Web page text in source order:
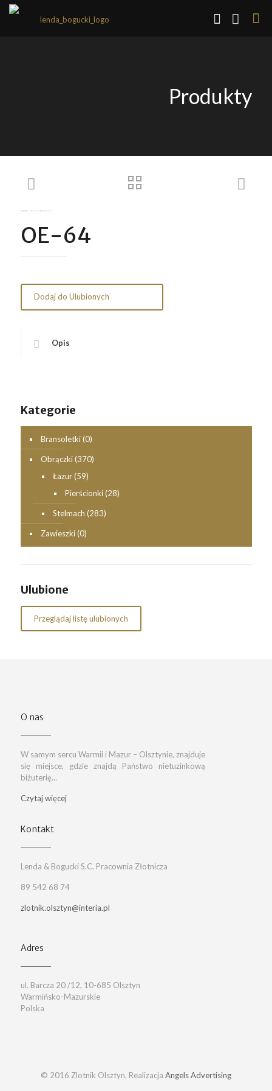
Produkty
OE-64
Dodaj do Ulubionych
Opis
Kategorie
Bransoletki (0)
Obrączki (370)
Łazur (59)
Pierścionki (28)
Stelmach (283)
Zawieszki (0)
Ulubione
Przeglądaj listę ulubionych
O nas
W samym sercu Warmii i Mazur – Olsztynie, znajduje
się miejsce, gdzie znajdą Państwo nietuzinkową
biżuterię...
Czytaj więcej
Kontakt
Lenda & Bogucki S.C. Pracownia Złotnicza
89 542 68 74
zlotnik.olsztyn@interia.pl
Adres
ul. Barcza 20 /12, 10-685 Olsztyn
Warmińsko-Mazurskie
Polska
© 2016 Zlotnik Olsztyn. Realizacja Angels Advertising